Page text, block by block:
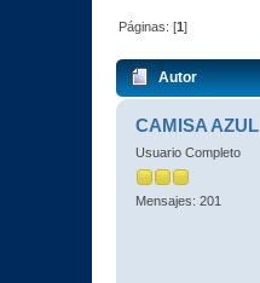
Páginas: [1]
Autor
CAMISA AZUL
Usuario Completo
Mensajes: 201